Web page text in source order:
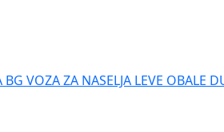
VOZA ZA NASELJA LEVE OBALE